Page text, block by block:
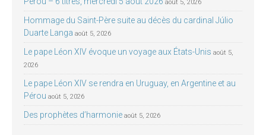
août 5, 2026
Hommage du Saint-Père suite au décès du cardinal Júlio
Duarte Langa août 5, 2026
Le pape Léon XIV évoque un voyage aux États-Unis août 5,
2026
Le pape Léon XIV se rendra en Uruguay, en Argentine et au
Pérou août 5, 2026
Des prophètes d’harmonie août 5, 2026